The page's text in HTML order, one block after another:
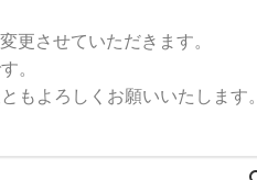
更させていただきます。
。
もよろしくお願いいたします。